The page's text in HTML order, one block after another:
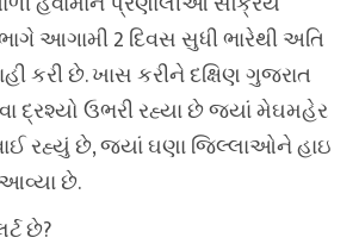
આગામી 2 દિવસ સુધી ભારેથી અતિ
કરી છે. ખાસ કરીને દક્ષિણ ગુજરાત
દ્રશ્યો ઉભરી રહ્યા છે જ્યાં મેઘમહેર
રહ્યું છે, જ્યાં ઘણા જિલ્લાઓને હાઇ
આવ્યા છે.
છે?